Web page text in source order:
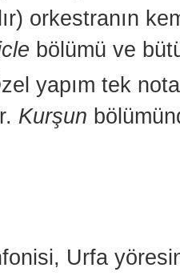
orkestranın
bölümü ve
yapım tek
Kurşun
Urfa